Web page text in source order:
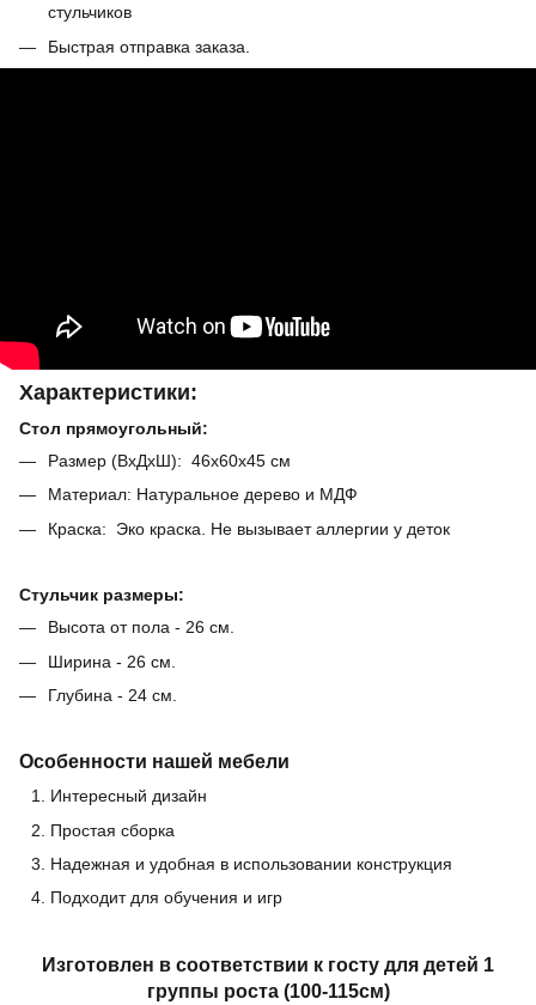
стульчиков
Быстрая отправка заказа.
Характеристики:
Стол прямоугольный:
Размер (ВхДхШ): 46х60х45 см
Материал: Натуральное дерево и МДФ
Краска: Эко краска. Не вызывает аллергии у деток
Стульчик размеры:
Высота от пола - 26 см.
Ширина - 26 см.
Глубина - 24 см.
Особенности нашей мебели
Интересный дизайн
Простая сборка
Надежная и удобная в использовании конструкция
Подходит для обучения и игр
Изготовлен в соответствии к госту для детей 1
группы роста (100-115см)